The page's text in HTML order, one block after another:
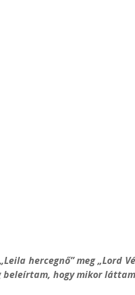
hercegnő” meg „Lord
beleírtam, hogy mikor